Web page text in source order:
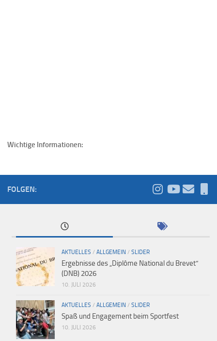
Wichtige Informationen:
FOLGEN:
AKTUELLES / ALLGEMEIN / SLIDER
Ergebnisse des „Diplôme National du Brevet“
(DNB) 2026
10. JULI 2026
AKTUELLES / ALLGEMEIN / SLIDER
Spaß und Engagement beim Sportfest
10. JULI 2026